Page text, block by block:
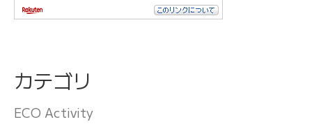
カテゴリ
ECO Activity